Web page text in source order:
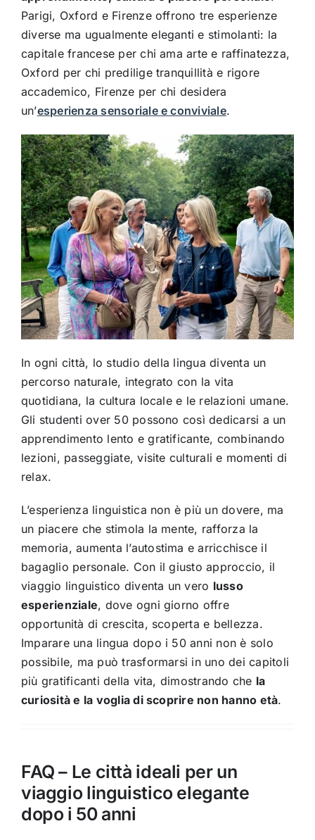
Parigi, Oxford e Firenze offrono tre esperienze
diverse ma ugualmente eleganti e stimolanti: la
capitale francese per chi ama arte e raffinatezza,
Oxford per chi predilige tranquillità e rigore
accademico, Firenze per chi desidera
un’esperienza sensoriale e conviviale.
In ogni città, lo studio della lingua diventa un
percorso naturale, integrato con la vita
quotidiana, la cultura locale e le relazioni umane.
Gli studenti over 50 possono così dedicarsi a un
apprendimento lento e gratificante, combinando
lezioni, passeggiate, visite culturali e momenti di
relax.
L’esperienza linguistica non è più un dovere, ma
un piacere che stimola la mente, rafforza la
memoria, aumenta l’autostima e arricchisce il
bagaglio personale. Con il giusto approccio, il
viaggio linguistico diventa un vero lusso
esperienziale, dove ogni giorno offre
opportunità di crescita, scoperta e bellezza.
Imparare una lingua dopo i 50 anni non è solo
possibile, ma può trasformarsi in uno dei capitoli
più gratificanti della vita, dimostrando che la
curiosità e la voglia di scoprire non hanno età.
FAQ – Le città ideali per un
viaggio linguistico elegante
dopo i 50 anni